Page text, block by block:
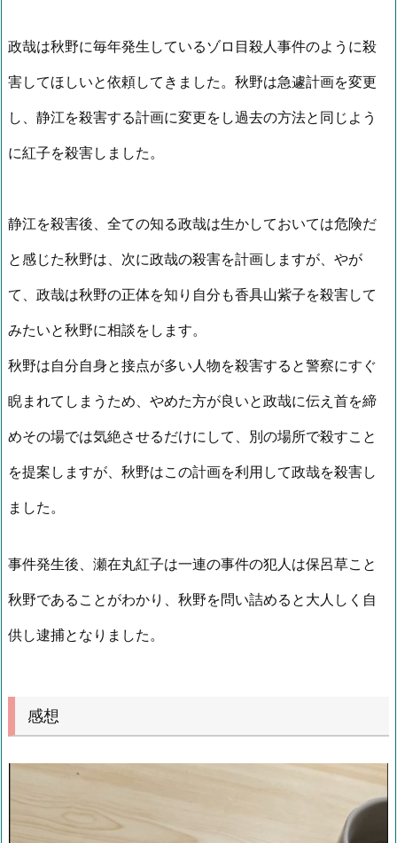
政哉は秋野に毎年発生しているゾロ目殺人事件のように殺
害してほしいと依頼してきました。秋野は急遽計画を変更
し、静江を殺害する計画に変更をし過去の方法と同じよう
に紅子を殺害しました。
静江を殺害後、全ての知る政哉は生かしておいては危険だ
と感じた秋野は、次に政哉の殺害を計画しますが、やが
て、政哉は秋野の正体を知り自分も香具山紫子を殺害して
みたいと秋野に相談をします。
秋野は自分自身と接点が多い人物を殺害すると警察にすぐ
睨まれてしまうため、やめた方が良いと政哉に伝え首を締
めその場では気絶させるだけにして、別の場所で殺すこと
を提案しますが、秋野はこの計画を利用して政哉を殺害し
ました。
事件発生後、瀬在丸紅子は一連の事件の犯人は保呂草こと
秋野であることがわかり、秋野を問い詰めると大人しく自
供し逮捕となりました。
感想